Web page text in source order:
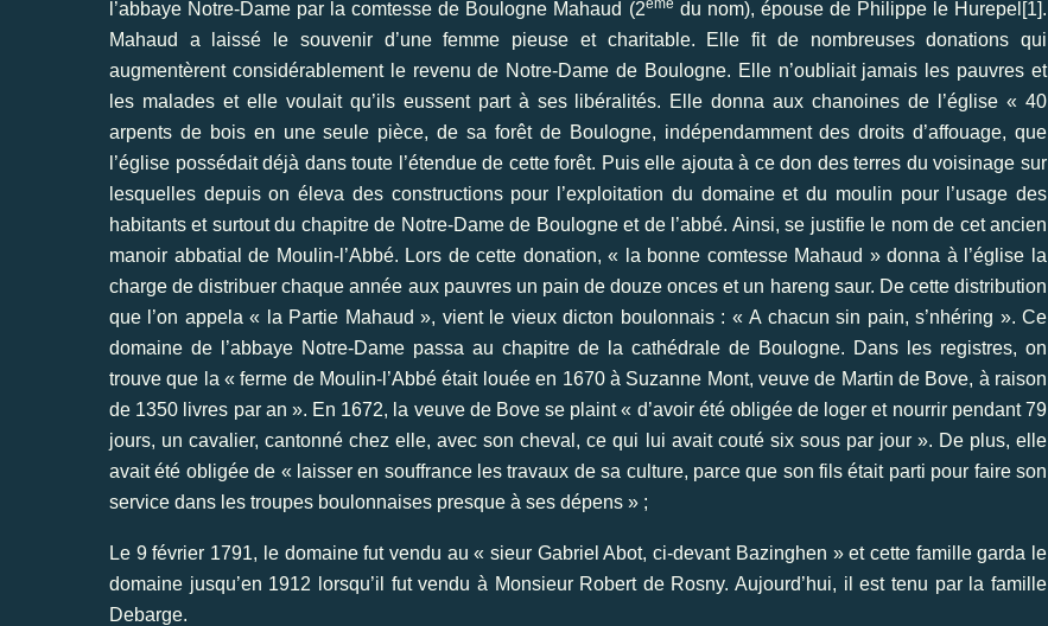
l’abbaye Notre-Dame par la comtesse de Boulogne Mahaud (2
du nom), épouse de Philippe le Hurepel [1].
Mahaud a laissé le souvenir d’une femme pieuse et charitable. Elle fit de nombreuses donations qui
augmentèrent considérablement le revenu de Notre-Dame de Boulogne. Elle n’oubliait jamais les pauvres et
les malades et elle voulait qu’ils eussent part à ses libéralités. Elle donna aux chanoines de l’église « 40
arpents de bois en une seule pièce, de sa forêt de Boulogne, indépendamment des droits d’affouage, que
l’église possédait déjà dans toute l’étendue de cette forêt. Puis elle ajouta à ce don des terres du voisinage sur
lesquelles depuis on éleva des constructions pour l’exploitation du domaine et du moulin pour l’usage des
habitants et surtout du chapitre de Notre-Dame de Boulogne et de l’abbé. Ainsi, se justifie le nom de cet ancien
manoir abbatial de Moulin-l’Abbé. Lors de cette donation, « la bonne comtesse Mahaud » donna à l’église la
charge de distribuer chaque année aux pauvres un pain de douze onces et un hareng saur. De cette distribution
que l’on appela « la Partie Mahaud », vient le vieux dicton boulonnais : « A chacun sin pain, s’nhéring ». Ce
domaine de l’abbaye Notre-Dame passa au chapitre de la cathédrale de Boulogne. Dans les registres, on
trouve que la « ferme de Moulin-l’Abbé était louée en 1670 à Suzanne Mont, veuve de Martin de Bove, à raison
de 1350 livres par an ». En 1672, la veuve de Bove se plaint « d’avoir été obligée de loger et nourrir pendant 79
jours, un cavalier, cantonné chez elle, avec son cheval, ce qui lui avait couté six sous par jour ». De plus, elle
avait été obligée de « laisser en souffrance les travaux de sa culture, parce que son fils était parti pour faire son
service dans les troupes boulonnaises presque à ses dépens » ;
Le 9 février 1791, le domaine fut vendu au « sieur Gabriel Abot, ci-devant Bazinghen » et cette famille garda le
domaine jusqu’en 1912 lorsqu’il fut vendu à Monsieur Robert de Rosny. Aujourd’hui, il est tenu par la famille
Debarge.